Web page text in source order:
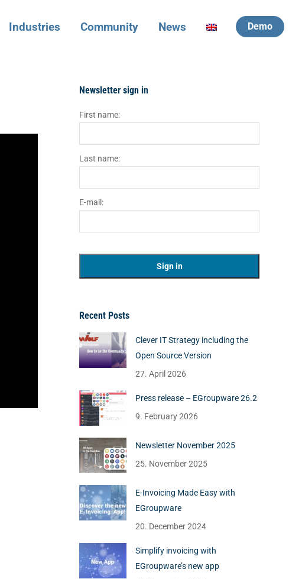
Industries Community News Demo
Newsletter sign in
First name:
Last name:
E-mail:
Recent Posts
Clever IT Strategy including the
Open Source Version
27. April 2026
Press release – EGroupware 26.2
9. February 2026
Newsletter November 2025
25. November 2025
E-Invoicing Made Easy with
EGroupware
20. December 2024
Simplify invoicing with
EGroupware’s new app